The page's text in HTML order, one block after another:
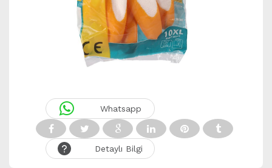
Whatsapp
Detaylı Bilgi